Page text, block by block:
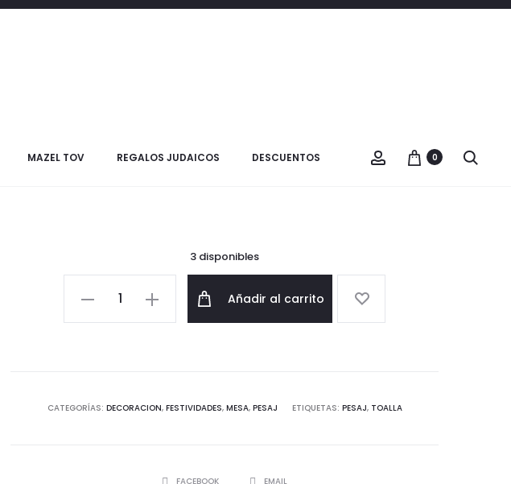
MAZEL TOV REGALOS JUDAICOS DESCUENTOS 0
$14.000
3 disponibles
Añadir al carrito
CATEGORÍAS: DECORACION, FESTIVIDADES, MESA, PESAJ ETIQUETAS: PESAJ, TOALLA
SHAREFACEBOOK EMAIL